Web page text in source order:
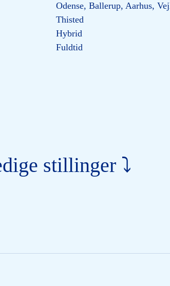
Odense, Ballerup, Aarhus,
Thisted
Hybrid
Fuldtid
stillinger ⤵